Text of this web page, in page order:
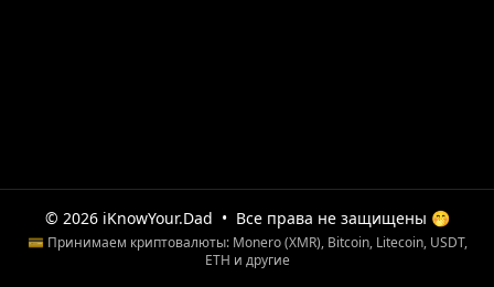
© 2026 iKnowYour.Dad • Все права не защищены 🤭
💳 Принимаем криптовалюты: Monero (XMR), Bitcoin, Litecoin, USDT,
ETH и другие